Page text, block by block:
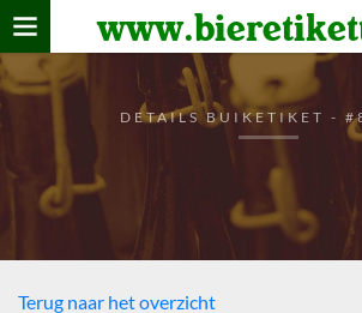
Home
verzamelen
De bierkaart
Bezoekers
DETAILS BUIKETIKET -
Terug naar het overzicht